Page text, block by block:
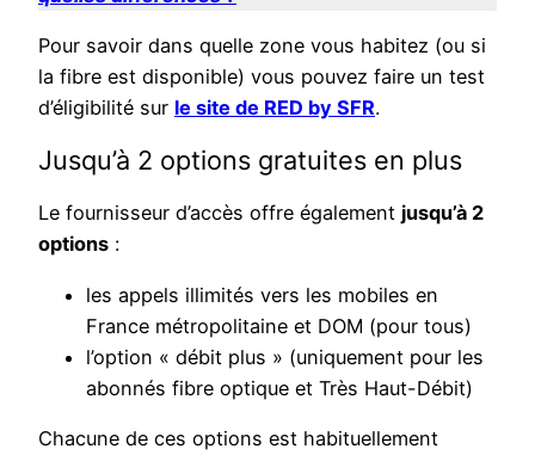
Pour savoir dans quelle zone vous habitez (ou si
la fibre est disponible) vous pouvez faire un test
d’éligibilité sur le site de RED by SFR.
Jusqu’à 2 options gratuites en plus
Le fournisseur d’accès offre également jusqu’à 2
options :
les appels illimités vers les mobiles en
France métropolitaine et DOM (pour tous)
l’option « débit plus » (uniquement pour les
abonnés fibre optique et Très Haut-Débit)
Chacune de ces options est habituellement